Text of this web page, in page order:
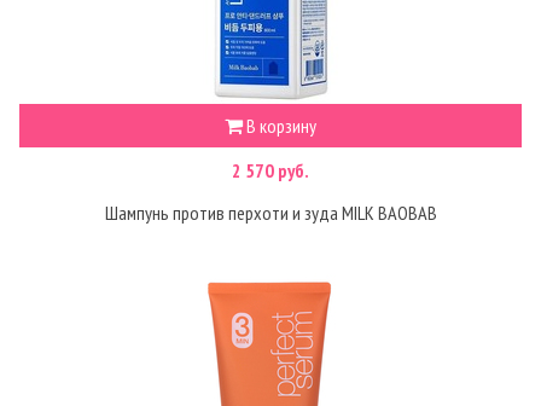
В корзину
2 570 руб.
Шампунь против перхоти и зуда MILK BAOBAB